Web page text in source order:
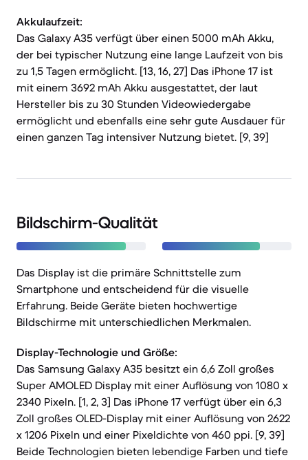
Akkulaufzeit:
Das Galaxy A35 verfügt über einen 5000 mAh Akku,
der bei typischer Nutzung eine lange Laufzeit von bis
zu 1,5 Tagen ermöglicht. [13, 16, 27] Das iPhone 17 ist
mit einem 3692 mAh Akku ausgestattet, der laut
Hersteller bis zu 30 Stunden Videowiedergabe
ermöglicht und ebenfalls eine sehr gute Ausdauer für
einen ganzen Tag intensiver Nutzung bietet. [9, 39]
Bildschirm-Qualität
Das Display ist die primäre Schnittstelle zum
Smartphone und entscheidend für die visuelle
Erfahrung. Beide Geräte bieten hochwertige
Bildschirme mit unterschiedlichen Merkmalen.
Display-Technologie und Größe:
Das Samsung Galaxy A35 besitzt ein 6,6 Zoll großes
Super AMOLED Display mit einer Auflösung von 1080 x
2340 Pixeln. [1, 2, 3] Das iPhone 17 verfügt über ein 6,3
Zoll großes OLED-Display mit einer Auflösung von 2622
x 1206 Pixeln und einer Pixeldichte von 460 ppi. [9, 39]
Beide Technologien bieten lebendige Farben und tiefe